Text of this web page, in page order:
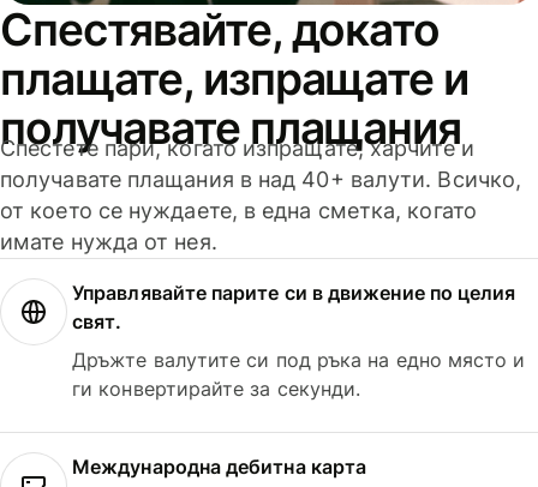
Спестявайте, докато
плащате, изпращате и
получавате плащания
Спестете пари, когато изпращате, харчите и
получавате плащания в над 40+ валути. Всичко,
от което се нуждаете, в една сметка, когато
имате нужда от нея.
Управлявайте парите си в движение по целия
свят.
Дръжте валутите си под ръка на едно място и
ги конвертирайте за секунди.
Международна дебитна карта